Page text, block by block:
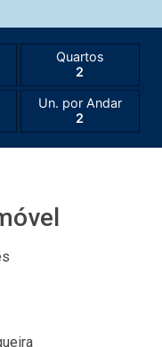
Quartos
2
Un. por Andar
2